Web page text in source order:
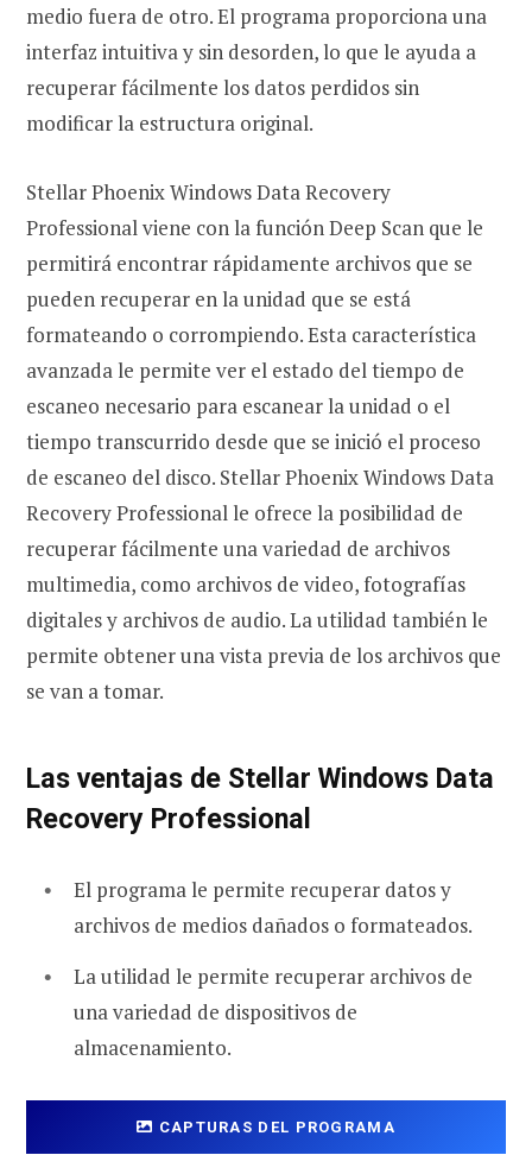
medio fuera de otro. El programa proporciona una
interfaz intuitiva y sin desorden, lo que le ayuda a
recuperar fácilmente los datos perdidos sin
modificar la estructura original.
Stellar Phoenix Windows Data Recovery
Professional viene con la función Deep Scan que le
permitirá encontrar rápidamente archivos que se
pueden recuperar en la unidad que se está
formateando o corrompiendo. Esta característica
avanzada le permite ver el estado del tiempo de
escaneo necesario para escanear la unidad o el
tiempo transcurrido desde que se inició el proceso
de escaneo del disco. Stellar Phoenix Windows Data
Recovery Professional le ofrece la posibilidad de
recuperar fácilmente una variedad de archivos
multimedia, como archivos de video, fotografías
digitales y archivos de audio. La utilidad también le
permite obtener una vista previa de los archivos que
se van a tomar.
Las ventajas de Stellar Windows Data
Recovery Professional
El programa le permite recuperar datos y
archivos de medios dañados o formateados.
La utilidad le permite recuperar archivos de
una variedad de dispositivos de
almacenamiento.
CAPTURAS DEL PROGRAMA